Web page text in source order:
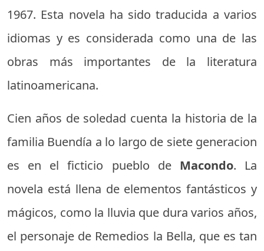
1967. Esta novela ha sido traducida a varios
idiomas y es considerada como una de las
obras más importantes de la literatura
latinoamericana.
Cien años de soledad cuenta la historia de la
familia Buendía a lo largo de siete generacion
es en el ficticio pueblo de Macondo. La
novela está llena de elementos fantásticos y
mágicos, como la lluvia que dura varios años,
el personaje de Remedios la Bella, que es tan